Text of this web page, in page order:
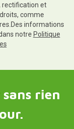
rectification et
comme
informations
notre Politique
rien